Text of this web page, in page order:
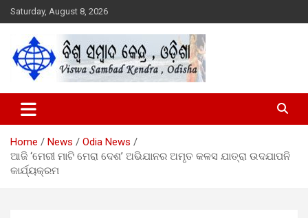
Skip
to
content
Saturday, August 8, 2026
ବିଶ୍ୱ ସମ୍ବାଦ କେନ୍ଦ୍ର ଓଡିଶା
Home News
Odia News
ଆଜି ‘ମେରୀ ମାଟି ମେରା ଦେଶ’ ଅଭିଯାନର ଅମୃତ କଳସ ଯାତ୍ରା ଉଦଯାପନି
କାର୍ଯ୍ୟକ୍ରମ